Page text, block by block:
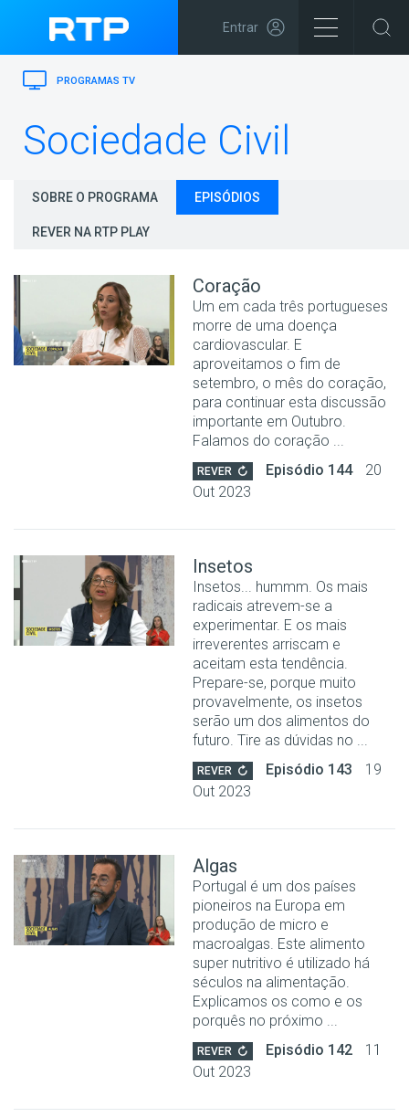
Entrar
PROGRAMAS TV
Sociedade Civil
SOBRE O PROGRAMA EPISÓDIOS
REVER NA RTP PLAY
Coração
Um em cada três portugueses
morre de uma doença
cardiovascular. E
aproveitamos o fim de
setembro, o mês do coração,
para continuar esta discussão
importante em Outubro.
Falamos do coração ...
REVER Episódio 144
20
Out 2023
Insetos
Insetos... hummm. Os mais
radicais atrevem-se a
experimentar. E os mais
irreverentes arriscam e
aceitam esta tendência.
Prepare-se, porque muito
provavelmente, os insetos
serão um dos alimentos do
futuro. Tire as dúvidas no ...
REVER Episódio 143
19
Out 2023
Algas
Portugal é um dos países
pioneiros na Europa em
produção de micro e
macroalgas. Este alimento
super nutritivo é utilizado há
séculos na alimentação.
Explicamos os como e os
porquês no próximo ...
REVER Episódio 142
11
Out 2023